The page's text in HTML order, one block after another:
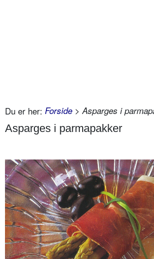
Du er her: Forside > Asparges i
Asparges i parmapakker